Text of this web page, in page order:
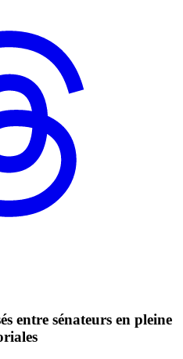
entre sénateurs en pleine